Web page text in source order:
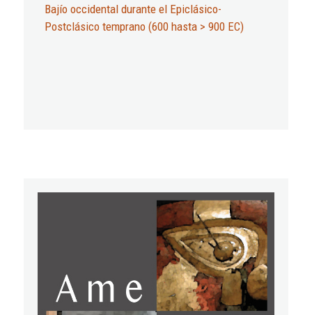
Bajío occidental durante el Epiclásico-
Postclásico temprano (600 hasta > 900 EC)